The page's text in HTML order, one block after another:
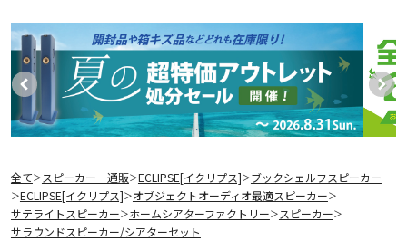
全て＞ スピーカー 通販＞ECLIPSE[イクリプス]＞ブックシェルフスピーカー
＞ECLIPSE[イクリプス]＞オブジェクトオーディオ最適スピーカー＞
サテライトスピーカー＞ホームシアターファクトリー＞ スピーカー＞
サラウンドスピーカー/シアターセット